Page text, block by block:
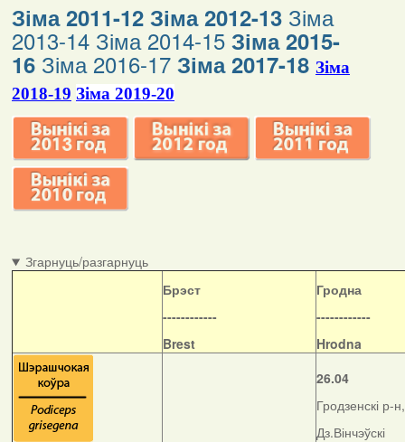
Зіма 2011-12 Зіма 2012-13 Зіма
2013-14 Зіма 2014-15 Зіма 2015-
16 Зіма 2016-17 Зіма 2017-18 Зіма
2018-19 Зіма 2019-20
Згарнуць/разгарнуць
Брэст
------------
Brest
Гродна
------------
Hrodna
26.04
Гродзенскі р-н,
Дз.Вінчэўскі